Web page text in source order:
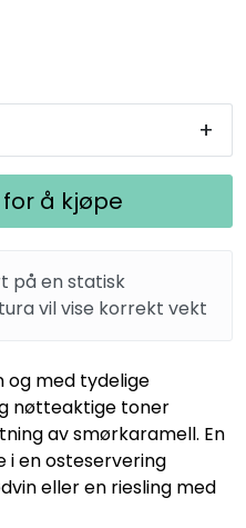
+
å kjøpe
på en statisk
vil vise korrekt vekt
og med tydelige
nøtteaktige toner
av smørkaramell. En
i en osteservering
eller en riesling med